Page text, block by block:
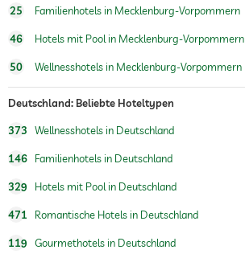
Whirlpool
Außenpool Ganzjährig geöffnet
Pool beheizt
Yoga
Personaltrainer auf Anfrage
25 Familienhotels in Mecklenburg-Vorpommern
46 Hotels mit Pool in Mecklenburg-Vorpommern
50 Wellnesshotels in Mecklenburg-Vorpommern
Deutschland: Beliebte Hoteltypen
373 Wellnesshotels in Deutschland
146 Familienhotels in Deutschland
329 Hotels mit Pool in Deutschland
471 Romantische Hotels in Deutschland
119 Gourmethotels in Deutschland